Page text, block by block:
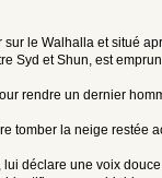
le Walhalla et situé
Syd et Shun, est
rendre un dernier
tomber la neige restée
lui déclare une voix